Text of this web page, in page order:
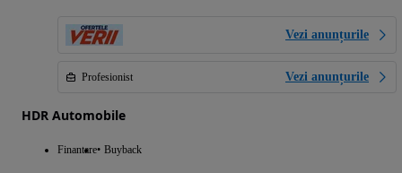
Vezi anunțurile
Profesionist Vezi anunțurile
HDR Automobile
Finantare Buyback